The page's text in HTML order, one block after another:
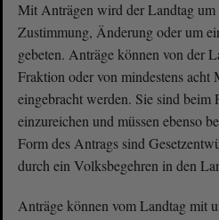
Mit Anträgen wird der Landtag um
Zustimmung, Änderung oder um
gebeten. Anträge können von der
Fraktion oder von mindestens acht
eingebracht werden. Sie sind beim
einzureichen und müssen ebenso
Form des Antrags sind
durch ein Volksbegehren in den
Anträge können vom Landtag mit